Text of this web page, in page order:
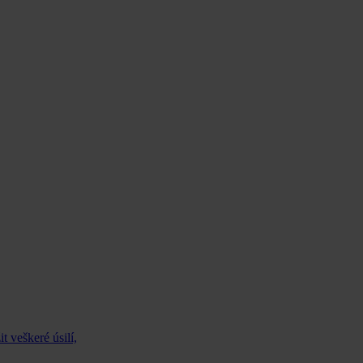
veškeré úsilí,